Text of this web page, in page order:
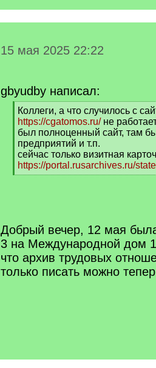
15 мая 2025 22:22
gbyudby написал:
[
q
]
Коллеги, а что случилось с
https://cgatomos.ru/не
был полноценный сайт, там
предприятий и т.п.
сейчас только визитная
https://portal.rusarchives.ru/
[
Добрый вечер, 12 мая
3 на Международной дом
что архив трудовых
только писать можно